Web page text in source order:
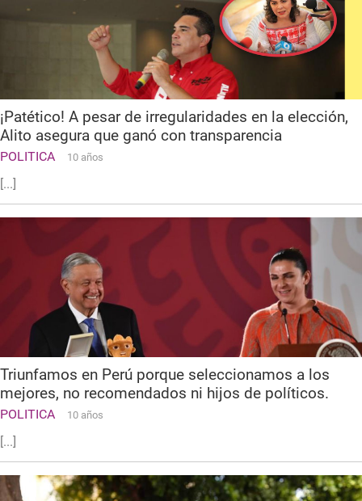
¡Patético! A pesar de irregularidades en la elección,
Alito asegura que ganó con transparencia
POLITICA 10 años
[...]
Triunfamos en Perú porque seleccionamos a los
mejores, no recomendados ni hijos de políticos.
POLITICA 10 años
[...]